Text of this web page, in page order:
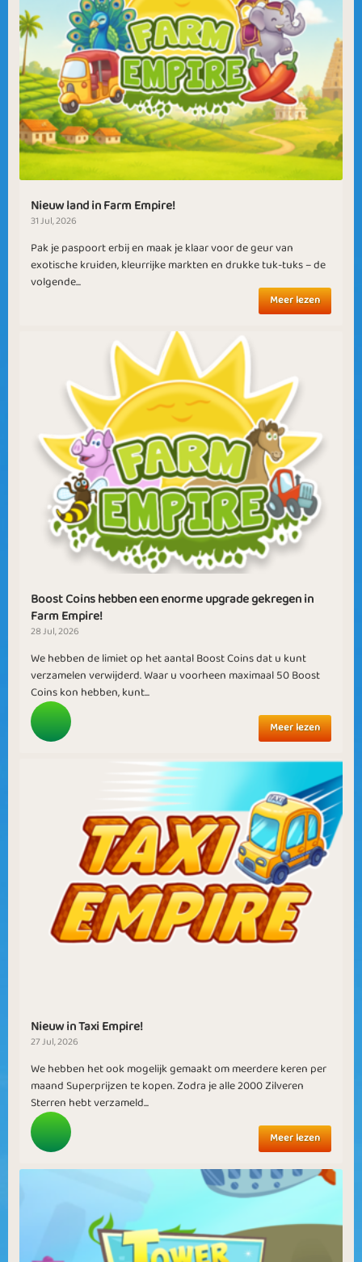
Nieuw land in Farm Empire!
31 Jul, 2026
Pak je paspoort erbij en maak je klaar voor de geur van
exotische kruiden, kleurrijke markten en drukke tuk-tuks – de
volgende...
Meer lezen
Boost Coins hebben een enorme upgrade gekregen in
Farm Empire!
28 Jul, 2026
We hebben de limiet op het aantal Boost Coins dat u kunt
verzamelen verwijderd. Waar u voorheen maximaal 50 Boost
Coins kon hebben, kunt...
Meer lezen
Nieuw in Taxi Empire!
27 Jul, 2026
We hebben het ook mogelijk gemaakt om meerdere keren per
maand Superprijzen te kopen. Zodra je alle 2000 Zilveren
Sterren hebt verzameld...
Meer lezen